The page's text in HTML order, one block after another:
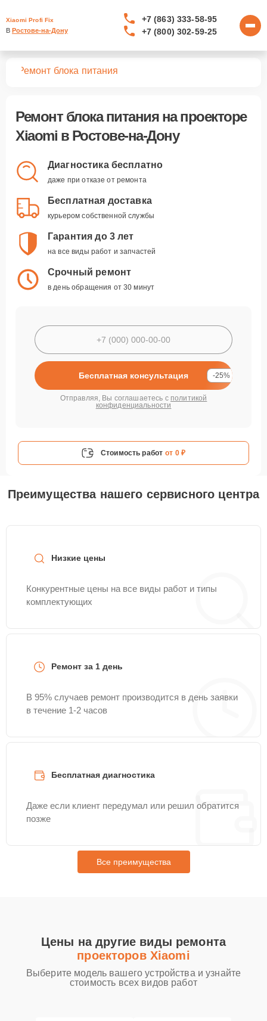
Xiaomi Profi Fix
В Ростове-на-Дону
+7 (863) 333-58-95
+7 (800) 302-59-25
Ремонт блока питания
Ремонт блока питанияна проекторе
Xiaomi в Ростове-на-Дону
Диагностика бесплатно
даже при отказе от ремонта
Бесплатная доставка
курьером собственной службы
Гарантия до 3 лет
на все виды работ и запчастей
Срочный ремонт
в день обращения от 30 минут
Бесплатная консультация -25%
Отправляя, Вы соглашаетесь с политикой
конфиденциальности
Стоимость работ от 0 ₽
Преимущества нашего сервисного центра
Низкие цены
Конкурентные цены на все виды работ и типы
комплектующих
Ремонт за 1 день
В 95% случаев ремонт производится в день заявки
в течение 1-2 часов
Бесплатная диагностика
Даже если клиент передумал или решил обратится
позже
Все преимущества
Цены на другие виды ремонта
проекторов Xiaomi
Выберите модель вашего устройства и узнайте
стоимость всех видов работ